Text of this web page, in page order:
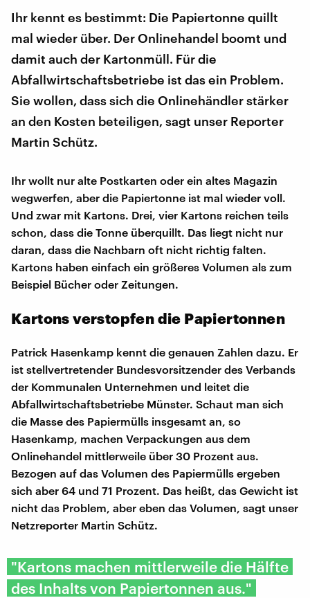
Ihr kennt es bestimmt: Die Papiertonne quillt
mal wieder über. Der Onlinehandel boomt und
damit auch der Kartonmüll. Für die
Abfallwirtschaftsbetriebe ist das ein Problem.
Sie wollen, dass sich die Onlinehändler stärker
an den Kosten beteiligen, sagt unser Reporter
Martin Schütz.
Ihr wollt nur alte Postkarten oder ein altes Magazin
wegwerfen, aber die Papiertonne ist mal wieder voll.
Und zwar mit Kartons. Drei, vier Kartons reichen teils
schon, dass die Tonne überquillt. Das liegt nicht nur
daran, dass die Nachbarn oft nicht richtig falten.
Kartons haben einfach ein größeres Volumen als zum
Beispiel Bücher oder Zeitungen.
Kartons verstopfen die Papiertonnen
Patrick Hasenkamp kennt die genauen Zahlen dazu. Er
ist stellvertretender Bundesvorsitzender des Verbands
der Kommunalen Unternehmen und leitet die
Abfallwirtschaftsbetriebe Münster. Schaut man sich
die Masse des Papiermülls insgesamt an, so
Hasenkamp, machen Verpackungen aus dem
Onlinehandel mittlerweile über 30 Prozent aus.
Bezogen auf das Volumen des Papiermülls ergeben
sich aber 64 und 71 Prozent. Das heißt, das Gewicht ist
nicht das Problem, aber eben das Volumen, sagt unser
Netzreporter Martin Schütz.
"Kartons machen mittlerweile die Hälfte
des Inhalts von Papiertonnen aus."